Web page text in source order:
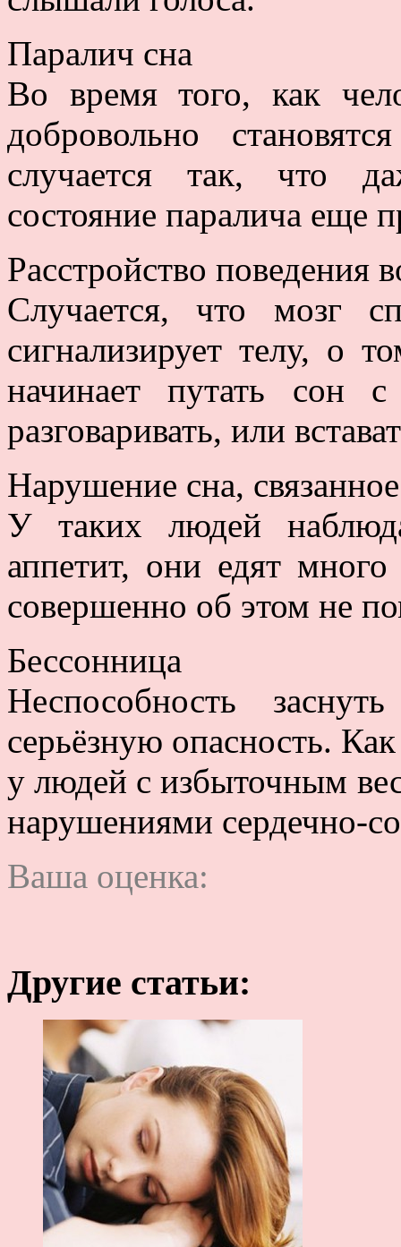
Паралич сна
Во время того, как
добровольно
случается так, что
состояние паралича еще
Расстройство поведения
Случается, что мозг
сигнализирует телу, о
начинает путать сон
разговаривать, или
Нарушение сна,
У таких людей
аппетит, они едят
совершенно об этом не
Бессонница
Неспособность
серьёзную опасность.
у людей с избыточным
нарушениями сердечно-
Ваша оценка:
Другие статьи: